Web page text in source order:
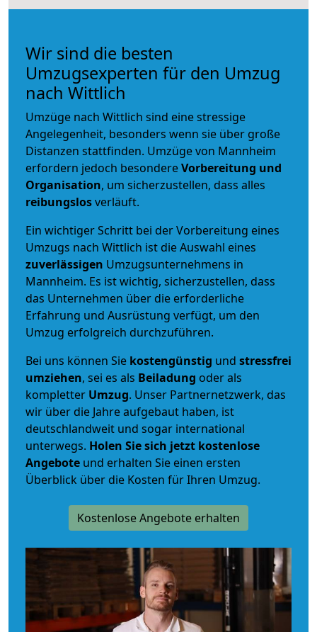
Wir sind die besten
Umzugsexperten für den Umzug
nach Wittlich
Umzüge nach Wittlich sind eine stressige
Angelegenheit, besonders wenn sie über große
Distanzen stattfinden. Umzüge von Mannheim
erfordern jedoch besondereVorbereitung und
Organisation, um sicherzustellen, dass alles
reibungslosverläuft.
Ein wichtiger Schritt bei der Vorbereitung eines
Umzugs nach Wittlich ist die Auswahl eines
zuverlässigen Umzugsunternehmens in
Mannheim. Es ist wichtig, sicherzustellen, dass
das Unternehmen über die erforderliche
Erfahrung und Ausrüstung verfügt, um den
Umzug erfolgreich durchzuführen.
Bei uns können Sie kostengünstig und stressfrei
umziehen, sei es als Beiladung oder als
kompletter Umzug. Unser Partnernetzwerk, das
wir über die Jahre aufgebaut haben, ist
deutschlandweit und sogar international
unterwegs. Holen Sie sich jetzt kostenlose
Angebote und erhalten Sie einen ersten
Überblick über die Kosten für Ihren Umzug.
Kostenlose Angebote erhalten